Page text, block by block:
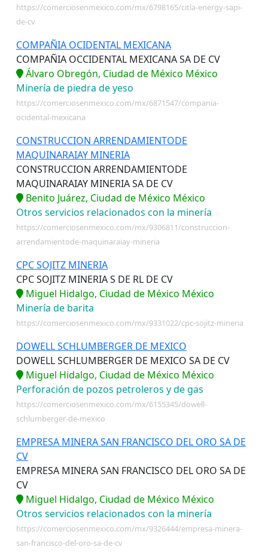
https://comerciosenmexico.com/mx/6798165/citla-energy-sapi-
de-cv
COMPAÑIA OCIDENTAL MEXICANA
COMPAÑIA OCCIDENTAL MEXICANA SA DE CV
Álvaro Obregón, Ciudad de México México
Minería de piedra de yeso
https://comerciosenmexico.com/mx/6871547/compania-
ocidental-mexicana
CONSTRUCCION ARRENDAMIENTODE
MAQUINARAIAY MINERIA
CONSTRUCCION ARRENDAMIENTODE
MAQUINARAIAY MINERIA SA DE CV
Benito Juárez, Ciudad de México México
Otros servicios relacionados con la minería
https://comerciosenmexico.com/mx/9306811/construccion-
arrendamientode-maquinaraiay-mineria
CPC SOJITZ MINERIA
CPC SOJITZ MINERIA S DE RL DE CV
Miguel Hidalgo, Ciudad de México México
Minería de barita
https://comerciosenmexico.com/mx/9331022/cpc-sojitz-mineria
DOWELL SCHLUMBERGER DE MEXICO
DOWELL SCHLUMBERGER DE MEXICO SA DE CV
Miguel Hidalgo, Ciudad de México México
Perforación de pozos petroleros y de gas
https://comerciosenmexico.com/mx/6155345/dowell-
schlumberger-de-mexico
EMPRESA MINERA SAN FRANCISCO DEL ORO SA DE
CV
EMPRESA MINERA SAN FRANCISCO DEL ORO SA DE
CV
Miguel Hidalgo, Ciudad de México México
Otros servicios relacionados con la minería
https://comerciosenmexico.com/mx/9326444/empresa-minera-
san-francisco-del-oro-sa-de-cv